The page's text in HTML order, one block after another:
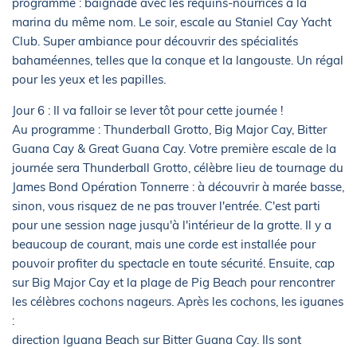
marina du même nom. Le soir, escale au Staniel Cay Yacht
Club. Super ambiance pour découvrir des spécialités
bahaméennes, telles que la conque et la langouste. Un régal
pour les yeux et les papilles.
Jour 6 : Il va falloir se lever tôt pour cette journée !
Au programme : Thunderball Grotto, Big Major Cay, Bitter
Guana Cay & Great Guana Cay. Votre première escale de la
journée sera Thunderball Grotto, célèbre lieu de tournage du
James Bond Opération Tonnerre : à découvrir à marée basse,
sinon, vous risquez de ne pas trouver l'entrée. C'est parti
pour une session nage jusqu'à l'intérieur de la grotte. Il y a
beaucoup de courant, mais une corde est installée pour
pouvoir profiter du spectacle en toute sécurité. Ensuite, cap
sur Big Major Cay et la plage de Pig Beach pour rencontrer
les célèbres cochons nageurs. Après les cochons, les iguanes
:
direction Iguana Beach sur Bitter Guana Cay. Ils sont